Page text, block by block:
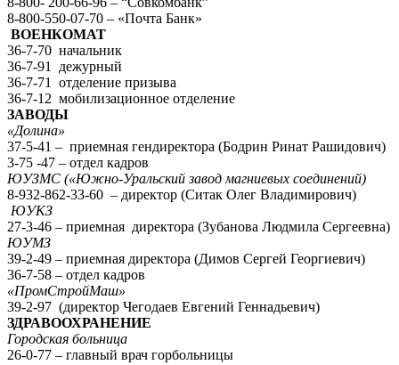
8-800-550-07-70 – «Почта Банк»
ВОЕНКОМАТ
36-7-70 начальник
36-7-91 дежурный
36-7-71 отделение призыва
36-7-12 мобилизационное отделение
ЗАВОДЫ
«Долина»
37-5-41 – приемная гендиректора (Бодрин Ринат Рашидович)
3-75 -47 – отдел кадров
ЮУЗМС («Южно-Уральский завод магниевых соединений)
8-932-862-33-60 – директор (Ситак Олег Владимирович)
ЮУКЗ
27-3-46 – приемная директора (Зубанова Людмила Сергеевна)
ЮУМЗ
39-2-49 – приемная директора (Димов Сергей Георгиевич)
36-7-58 – отдел кадров
«ПромСтройМаш»
39-2-97 (директор Чегодаев Евгений Геннадьевич)
ЗДРАВООХРАНЕНИЕ
Городская больница
26-0-77 – главный врач горбольницы